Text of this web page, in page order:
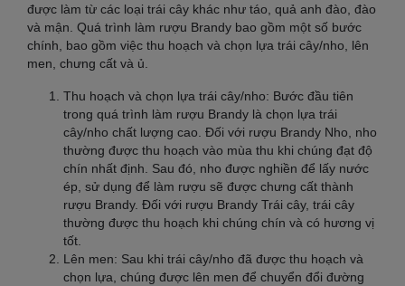
được làm từ các loại trái cây khác như táo, quả anh đào, đào
và mận. Quá trình làm rượu Brandy bao gồm một số bước
chính, bao gồm việc thu hoạch và chọn lựa trái cây/nho, lên
men, chưng cất và ủ.
Thu hoạch và chọn lựa trái cây/nho: Bước đầu tiên
trong quá trình làm rượu Brandy là chọn lựa trái
cây/nho chất lượng cao. Đối với rượu Brandy Nho, nho
thường được thu hoạch vào mùa thu khi chúng đạt độ
chín nhất định. Sau đó, nho được nghiền để lấy nước
ép, sử dụng để làm rượu sẽ được chưng cất thành
rượu Brandy. Đối với rượu Brandy Trái cây, trái cây
thường được thu hoạch khi chúng chín và có hương vị
tốt.
Lên men: Sau khi trái cây/nho đã được thu hoạch và
chọn lựa, chúng được lên men để chuyển đổi đường